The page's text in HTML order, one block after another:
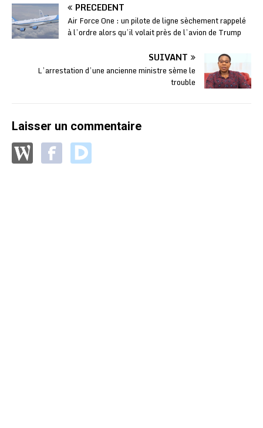
PRÉCÉDENT
Air Force One : un pilote de ligne sèchement rappelé
à l’ordre alors qu’il volait près de l’avion de Trump
SUIVANT
L’arrestation d’une ancienne ministre sème le
trouble
Laisser un commentaire